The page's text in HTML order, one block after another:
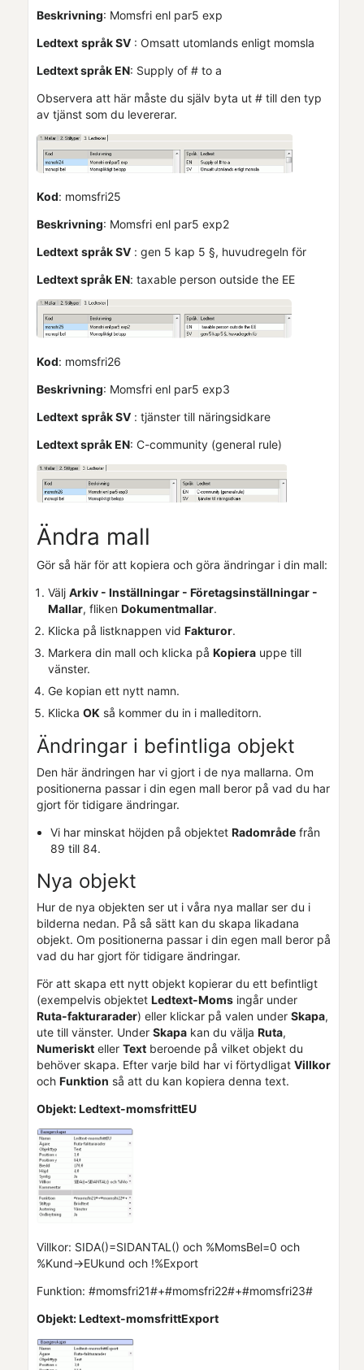
Beskrivning: Momsfri enl par5 exp
Ledtext språk SV : Omsatt utomlands enligt momsla
Ledtext språk EN: Supply of # to a
Observera att här måste du själv byta ut # till den typ
av tjänst som du levererar.
Kod: momsfri25
Beskrivning: Momsfri enl par5 exp2
Ledtext språk SV : gen 5 kap 5 §, huvudregeln för
Ledtext språk EN: taxable person outside the EE
Kod: momsfri26
Beskrivning: Momsfri enl par5 exp3
Ledtext språk SV : tjänster till näringsidkare
Ledtext språk EN: C-community (general rule)
Ändra mall
Gör så här för att kopiera och göra ändringar i din mall:
Välj Arkiv - Inställningar - Företagsinställningar -
Mallar, fliken Dokumentmallar.
Klicka på listknappen vid Fakturor.
Markera din mall och klicka på Kopiera uppe till
vänster.
Ge kopian ett nytt namn.
Klicka OK så kommer du in i malleditorn.
Ändringar i befintliga objekt
Den här ändringen har vi gjort i de nya mallarna. Om
positionerna passar i din egen mall beror på vad du har
gjort för tidigare ändringar.
Vi har minskat höjden på objektet Radområde från
89 till 84.
Nya objekt
Hur de nya objekten ser ut i våra nya mallar ser du i
bilderna nedan. På så sätt kan du skapa likadana
objekt. Om positionerna passar i din egen mall beror på
vad du har gjort för tidigare ändringar.
För att skapa ett nytt objekt kopierar du ett befintligt
(exempelvis objektet Ledtext-Moms ingår under
Ruta-fakturarader) eller klickar på valen under Skapa,
ute till vänster. Under Skapa kan du välja Ruta,
Numeriskt eller Text beroende på vilket objekt du
behöver skapa. Efter varje bild har vi förtydligat Villkor
och Funktion så att du kan kopiera denna text.
Objekt: Ledtext-momsfrittEU
Villkor: SIDA()=SIDANTAL() och %MomsBel=0 och
%Kund->EUkund och !%Export
Funktion: #momsfri21#+#momsfri22#+#momsfri23#
Objekt: Ledtext-momsfrittExport